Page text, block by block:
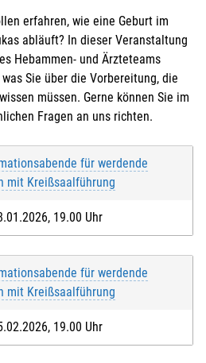
erfahren, wie eine Geburt im
abläuft? In dieser Veranstaltung
Hebammen- und Ärzteteams
Sie über die Vorbereitung, die
müssen. Gerne können Sie im
Fragen an uns richten.
für werdende
mit Kreißsaalführung
19.00 Uhr
für werdende
mit Kreißsaalführung
19.00 Uhr